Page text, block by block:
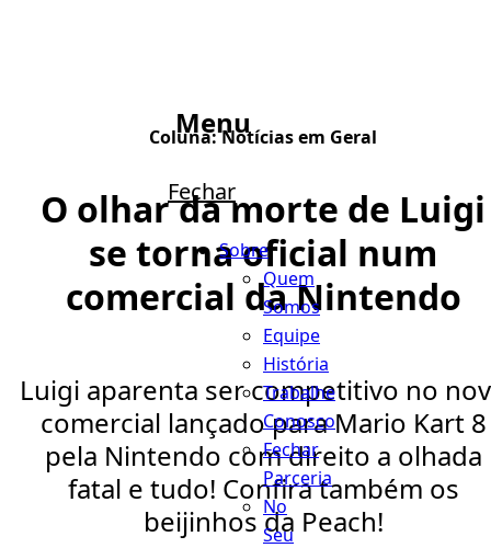
Menu
Fechar
Sobre
Quem
Somos
Equipe
História
Trabalhe
Conosco
Fechar
Parceria
No
Seu
Coluna:Notícias em Geral
O olhar da morte de Luigi
se torna oficial num
comercial da Nintendo
Luigi aparenta ser competitivo no
comercial lançado para Mario Kart 8
pela Nintendo com direito a olhada
fatal e tudo! Confira também os
beijinhos da Peach!